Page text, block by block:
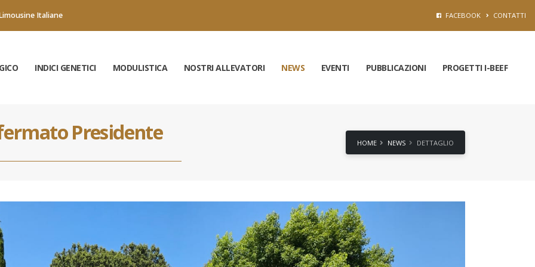
Italiane FACEBOOK CONTATTI
INDICI GENETICI MODULISTICA NOSTRI ALLEVATORI NEWS EVENTI PUBBLICAZIONI PROGETTI I-BEEF
Presidente HOME NEWS DETTAGLIO